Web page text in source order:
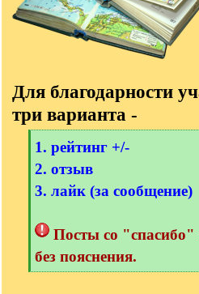
Для благодарности
три варианта -
[
q
]
1. рейтинг +/-
2. отзыв
3. лайк (за сообщение)
Посты со
без пояснения.
[